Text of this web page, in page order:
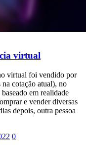
virtual
virtual foi vendido por
cotação atual), no
em realidade
e vender diversas
depois, outra pessoa
0